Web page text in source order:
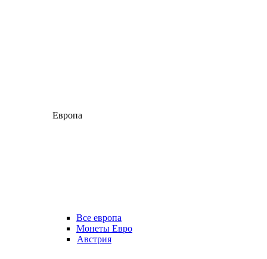
Европа
Все европа
Монеты Евро
Австрия